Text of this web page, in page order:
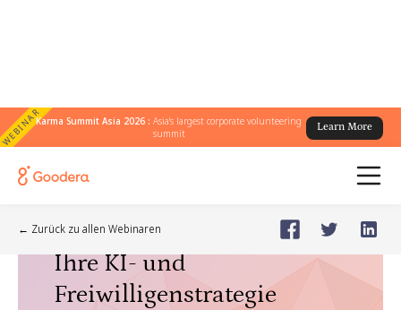
WEBINARKarma Summit Asia 2026 :Asia's largest corporate volunteering
summit
Learn More
← Zurück zu allen Webinaren
🗓️Dec 9, 2025
Ihre KI- und
Freiwilligenstrategie